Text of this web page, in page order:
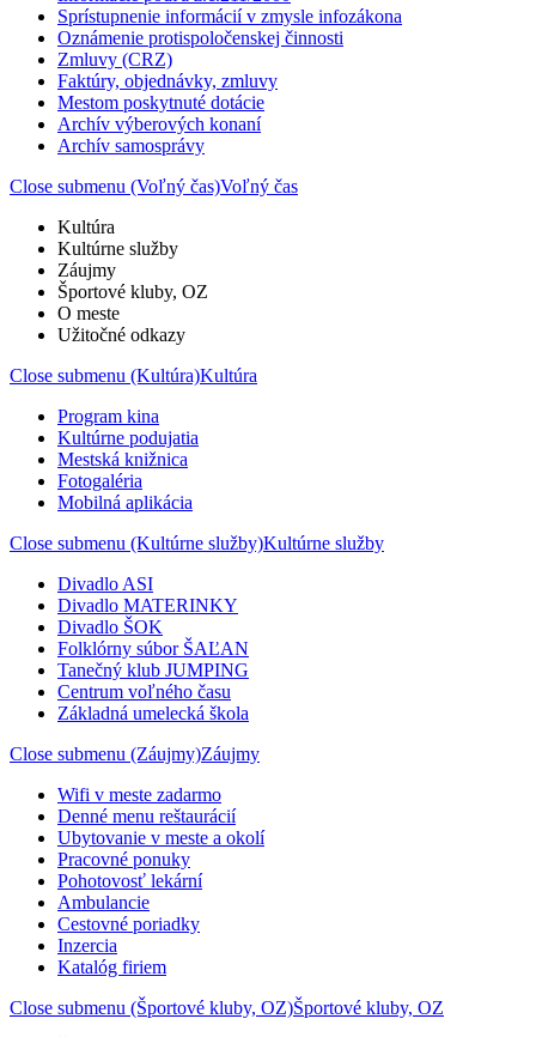
Sprístupnenie informácií v zmysle infozákona
Oznámenie protispoločenskej činnosti
Zmluvy (CRZ)
Faktúry, objednávky, zmluvy
Mestom poskytnuté dotácie
Archív výberových konaní
Archív samosprávy
Close submenu (Voľný čas)Voľný čas
Kultúra
Kultúrne služby
Záujmy
Športové kluby, OZ
O meste
Užitočné odkazy
Close submenu (Kultúra)Kultúra
Program kina
Kultúrne podujatia
Mestská knižnica
Fotogaléria
Mobilná aplikácia
Close submenu (Kultúrne služby)Kultúrne služby
Divadlo ASI
Divadlo MATERINKY
Divadlo ŠOK
Folklórny súbor ŠAĽAN
Tanečný klub JUMPING
Centrum voľného času
Základná umelecká škola
Close submenu (Záujmy)Záujmy
Wifi v meste zadarmo
Denné menu reštaurácií
Ubytovanie v meste a okolí
Pracovné ponuky
Pohotovosť lekární
Ambulancie
Cestovné poriadky
Inzercia
Katalóg firiem
Close submenu (Športové kluby, OZ)Športové kluby, OZ